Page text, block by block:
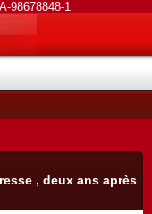
98678848-1
, deux ans après